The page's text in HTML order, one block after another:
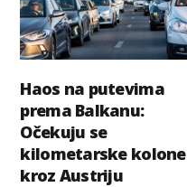
Haos na putevima
prema Balkanu:
Očekuju se
kilometarske kolone
kroz Austriju